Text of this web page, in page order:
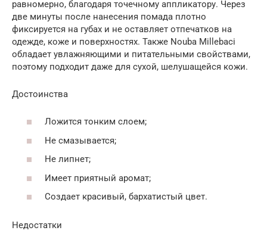
равномерно, благодаря точечному аппликатору. Через
две минуты после нанесения помада плотно
фиксируется на губах и не оставляет отпечатков на
одежде, коже и поверхностях. Также Nouba Millebaci
обладает увлажняющими и питательными свойствами,
поэтому подходит даже для сухой, шелушащейся кожи.
Достоинства
Ложится тонким слоем;
Не смазывается;
Не липнет;
Имеет приятный аромат;
Создает красивый, бархатистый цвет.
Недостатки